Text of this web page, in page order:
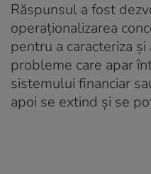
Răspunsul a fost
operaționalizarea
pentru a caracteriza
probleme care apar
sistemului financiar
apoi se extind și se